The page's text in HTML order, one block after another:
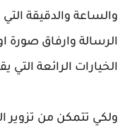
والساعة والدقيقة
الرسالة وارفاق صورة
الخيارات الرائعة التي